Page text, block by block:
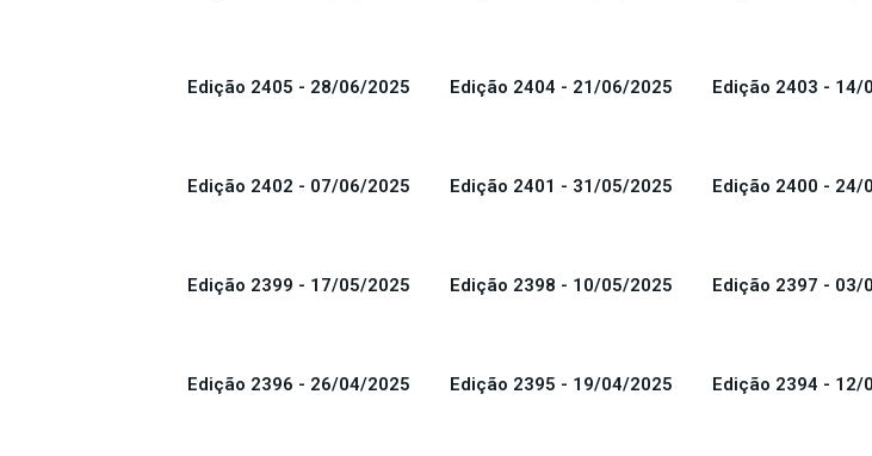
Edição 2405 - 28/06/2025 Edição 2404 - 21/06/2025 Edição 2403 - 14/
Edição 2402 - 07/06/2025 Edição 2401 - 31/05/2025 Edição 2400 - 24/
Edição 2399 - 17/05/2025 Edição 2398 - 10/05/2025 Edição 2397 - 03/
Edição 2396 - 26/04/2025 Edição 2395 - 19/04/2025 Edição 2394 - 12/